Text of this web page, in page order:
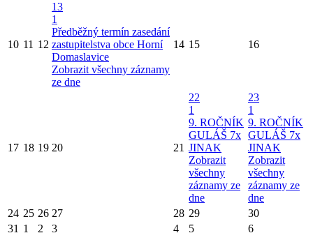
10 11 12
13
1
Předběžný termín zasedání
zastupitelstva obce Horní
Domaslavice
Zobrazit všechny záznamy
ze dne
14 15 16
17 18 19 20 21
22
1
9. ROČNÍK
GULÁŠ 7x
JINAK
Zobrazit
všechny
záznamy ze
dne
23
1
9. ROČNÍK
GULÁŠ 7x
JINAK
Zobrazit
všechny
záznamy ze
dne
24 25 26 27 28 29
30
31 1 2 3 4 5 6